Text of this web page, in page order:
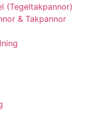
(Tegeltakpannor)
& Takpannor